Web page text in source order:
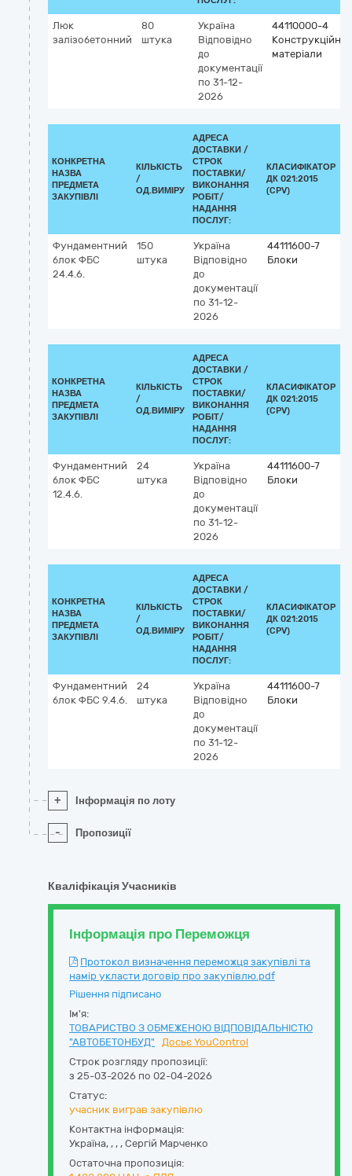
Люк
залізобетонний
80
штука
Україна
Відповідно
до
документації
по 31-12-
2026
44110000-4
Конструкційні
матеріали
КОНКРЕТНА
НАЗВА
ПРЕДМЕТА
ЗАКУПІВЛІ
КІЛЬКІСТЬ
/
ОД.ВИМІРУ
АДРЕСА
ДОСТАВКИ /
СТРОК
ПОСТАВКИ/
ВИКОНАННЯ
РОБІТ/
НАДАННЯ
ПОСЛУГ:
КЛАСИФІКАТОР
ДК 021:2015
(CPV)
Фундаментний
блок ФБС
24.4.6.
150
штука
Україна
Відповідно
до
документації
по 31-12-
2026
44111600-7
Блоки
КОНКРЕТНА
НАЗВА
ПРЕДМЕТА
ЗАКУПІВЛІ
КІЛЬКІСТЬ
/
ОД.ВИМІРУ
АДРЕСА
ДОСТАВКИ /
СТРОК
ПОСТАВКИ/
ВИКОНАННЯ
РОБІТ/
НАДАННЯ
ПОСЛУГ:
КЛАСИФІКАТОР
ДК 021:2015
(CPV)
Фундаментний
блок ФБС
12.4.6.
24
штука
Україна
Відповідно
до
документації
по 31-12-
2026
44111600-7
Блоки
КОНКРЕТНА
НАЗВА
ПРЕДМЕТА
ЗАКУПІВЛІ
КІЛЬКІСТЬ
/
ОД.ВИМІРУ
АДРЕСА
ДОСТАВКИ /
СТРОК
ПОСТАВКИ/
ВИКОНАННЯ
РОБІТ/
НАДАННЯ
ПОСЛУГ:
КЛАСИФІКАТОР
ДК 021:2015
(CPV)
Фундаментний
блок ФБС 9.4.6.
24
штука
Україна
Відповідно
до
документації
по 31-12-
2026
44111600-7
Блоки
+ Інформація по лоту
- Пропозиції
Кваліфікація Учасників
Інформація про Переможця
Протокол визначення переможця закупівлі та
намір укласти договір про закупівлю.pdf
Рішення підписано
Ім'я:
ТОВАРИСТВО З ОБМЕЖЕНОЮ ВІДПОВІДАЛЬНІСТЮ
"АВТОБЕТОНБУД"
Досьє YouControl
Строк розгляду пропозиції:
з 25-03-2026 по 02-04-2026
Статус:
учасник виграв закупівлю
Контактна інформація:
Україна, , , , Сергій Марченко
Остаточна пропозиція: